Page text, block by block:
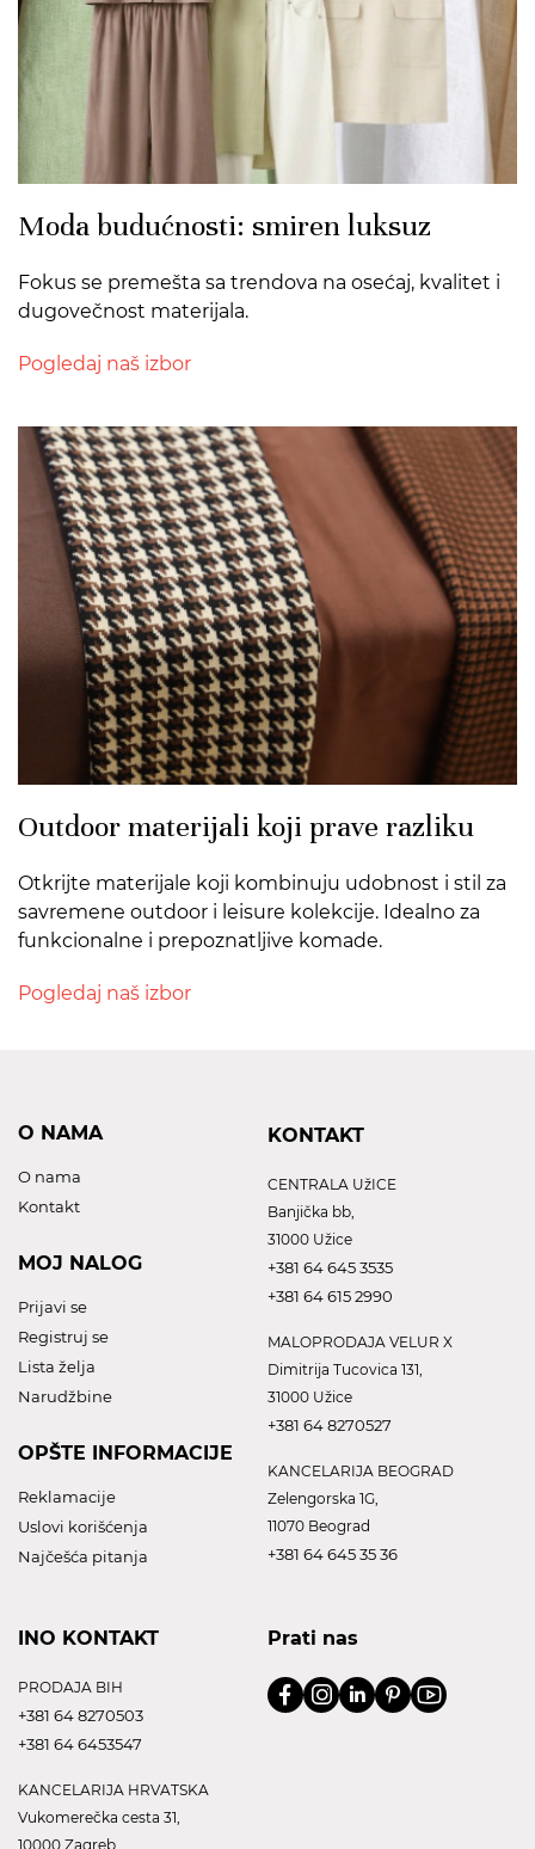
Moda budućnosti: smiren luksuz
Fokus se premešta sa trendova na osećaj, kvalitet i
dugovečnost materijala.
Pogledaj naš izbor
Outdoor materijali koji prave razliku
Otkrijte materijale koji kombinuju udobnost i stil za
savremene outdoor i leisure kolekcije. Idealno za
funkcionalne i prepoznatljive komade.
Pogledaj naš izbor
O NAMA
O nama
Kontakt
MOJ NALOG
Prijavi se
Registruj se
Lista želja
Narudžbine
OPŠTE INFORMACIJE
Reklamacije
Uslovi korišćenja
Najčešća pitanja
KONTAKT
CENTRALA UžICE
Banjička bb,
31000 Užice
+381 64 645 3535
+381 64 615 2990
MALOPRODAJA VELUR X
Dimitrija Tucovica 131,
31000 Užice
+381 64 8270527
KANCELARIJA BEOGRAD
Zelengorska 1G,
11070 Beograd
+381 64 645 35 36
INO KONTAKT
PRODAJA BIH
+381 64 8270503
+381 64 6453547
KANCELARIJA HRVATSKA
Vukomerečka cesta 31,
10000 Zagreb
Prati nas